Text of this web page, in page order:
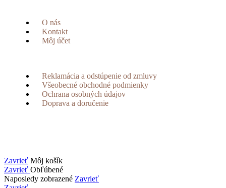
O nás
Kontakt
Môj účet
Reklamácia a odstúpenie od zmluvy
Všeobecné obchodné podmienky
Ochrana osobných údajov
Doprava a doručenie
Zavrieť Môj košík
Zavrieť Obľúbené
Naposledy zobrazené Zavrieť